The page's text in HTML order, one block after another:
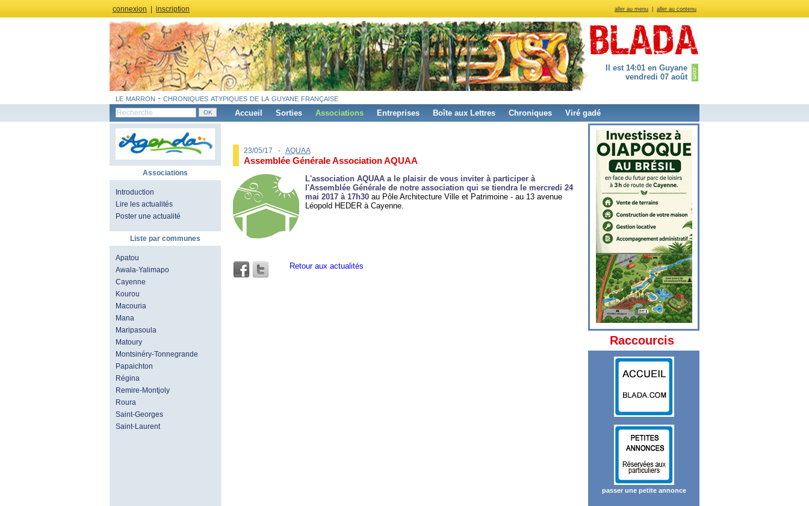
aller au menu aller au contenu
connexion inscription
Il est 14:01 en Guyane
vendredi 07 août
le marron - chroniques atypiques de la guyane française
Accueil Sorties Associations Entreprises Boîte aux Lettres Chroniques Viré gadé
Associations
Introduction
Lire les actualités
Poster une actualité
Liste par communes
Apatou
Awala-Yalimapo
Cayenne
Kourou
Macouria
Mana
Maripasoula
Matoury
Montsinéry-Tonnegrande
Papaichton
Régina
Remire-Montjoly
Roura
Saint-Georges
Saint-Laurent
23/05/17 - AQUAA
Assemblée Générale Association AQUAA
L'association AQUAA a le plaisir de vous inviter à participer à
l'Assemblée Générale de notre association qui se tiendra le mercredi 24
mai 2017 à 17h30 au Pôle Architecture Ville et Patrimoine - au 13 avenue
Léopold HEDER à Cayenne.
Retour aux actualités
Raccourcis
passer une petite annonce